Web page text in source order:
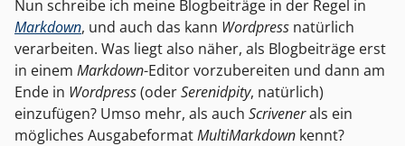
Nun schreibe ich meine Blogbeiträge in der Regel in
Markdown, und auch das kann Wordpress natürlich
verarbeiten. Was liegt also näher, als Blogbeiträge erst
in einem Markdown-Editor vorzubereiten und dann am
Ende in Wordpress(oderSerenidpity, natürlich)
einzufügen? Umso mehr, als auch Scrivenerals ein
mögliches AusgabeformatMultiMarkdown kennt?